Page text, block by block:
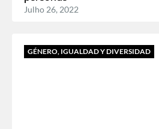
Julho 26, 2022
GÉNERO, IGUALDAD Y DIVERSIDAD